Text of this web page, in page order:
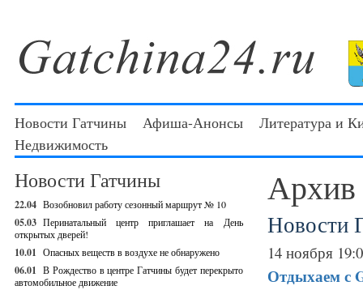
Новости Гатчины Афиша-Анонсы
Литература и
Недвижимость
Новости Гатчины
22.04 Возобновил работу сезонный маршрут № 10
05.03 Перинатальный центр приглашает на День
открытых дверей!
10.01 Опасных веществ в воздухе не обнаружено
06.01 В Рождество в центре Гатчины будет перекрыто
автомобильное движение
Архив
Новости
14 ноября
Отдыхаем с